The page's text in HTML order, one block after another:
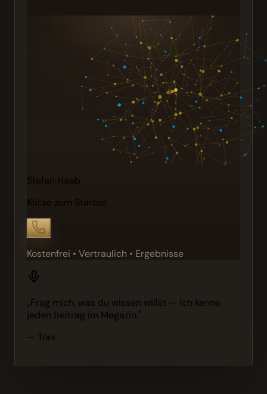
Stefan Haab
Klicke zum Starten
Kostenfrei • Vertraulich • Ergebnisse
„Frag mich, was du wissen willst — ich kenne
jeden Beitrag im Magazin."
— Toni